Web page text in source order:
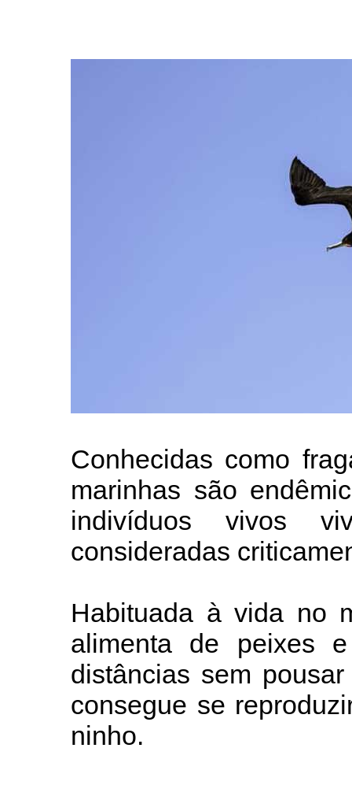
Conhecidas como
marinhas são
indivíduos vivos
consideradas
Habituada à vida no
alimenta de peixes
distâncias sem
consegue se
ninho.